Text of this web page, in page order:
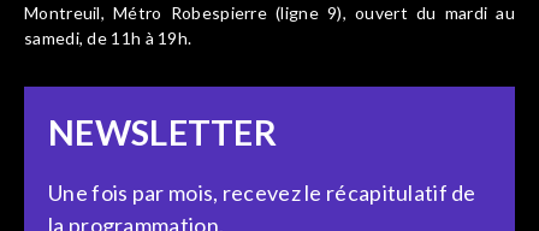
Montreuil, Métro Robespierre (ligne 9), ouvert du mardi au
samedi, de 11h à 19h.
NEWSLETTER
Une fois par mois, recevez le récapitulatif de
la programmation.